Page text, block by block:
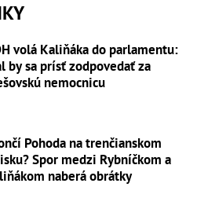
volá Kaliňáka do parlamentu:
by sa prísť zodpovedať za
nemocnicu
Pohoda na trenčianskom
Spor medzi Rybníčkom a
naberá obrátky